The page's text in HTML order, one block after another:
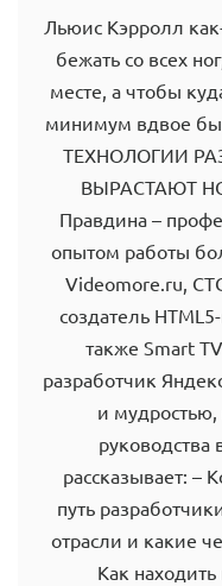
Льюис Кэрролл
бежать со всех
месте, а чтобы
минимум вдвое
ТЕХНОЛОГИИ
ВЫРАСТАЮТ
Правдина –
опытом работы
Videomore.ru,
создатель
также Smart
разработчик
и мудростью,
руководства
рассказывает: –
путь
отрасли и какие
Как